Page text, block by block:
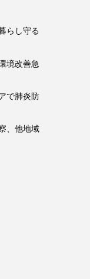
らし守る
境改善急
で肺炎防
、他地域